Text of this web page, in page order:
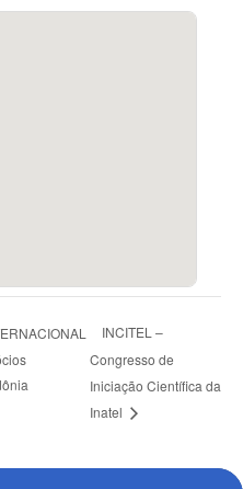
INCITEL –
Congresso de
Iniciação Científica da
Inatel